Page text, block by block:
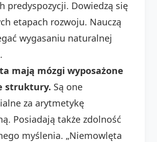
predyspozycji. Dowiedzą się
etapach rozwoju. Nauczą
wygasaniu naturalnej
mają mózgi wyposażone
struktury. Są one
za arytmetykę
Posiadają także zdolność
myślenia. „Niemowlęta